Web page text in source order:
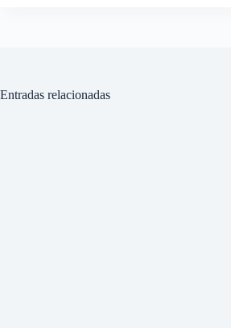
Entradas relacionadas